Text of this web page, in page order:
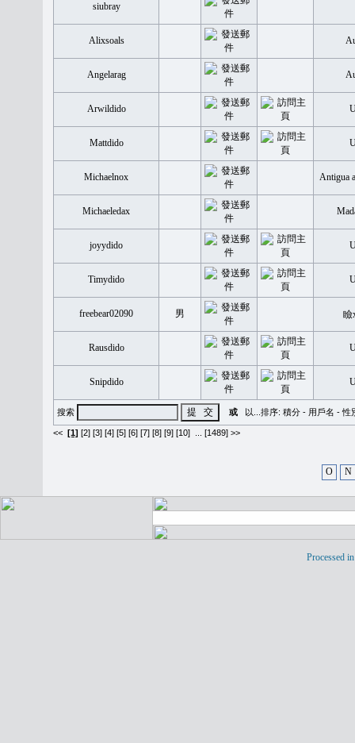
siubray
Alixsoals
Angelarag
Arwildido
Mattdido
Michaelnox Antigua
Michaeledax
joyydido
Timydido
freebear02090 男
Rausdido
Snipdido
搜索 或 以...排序: 積分 - 用戶名 -性
<< [1] [2] [3] [4] [5] [6] [7] [8] [9] [10] [1489] >>
O N
Processed